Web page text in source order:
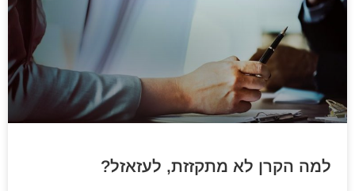
למה הקרן לא מתקזזת, לעזאזל?